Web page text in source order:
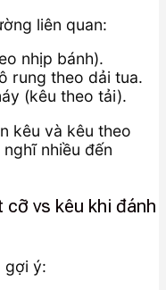
liên quan:
nhịp bánh).
rung theo dải tua.
(kêu theo tải).
kêu và kêu theo
nhiều đến
cỡ vs kêu khi đánh
gợi ý: